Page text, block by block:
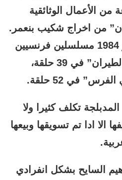
من الأعمال الوثائقية
من اخراج شكيب بنعمر.
كما دبلج سنتي 1983 و 1984 مسلسلين فرنسيين
الأول بعنوان “فرسان الطيران” في 39 حلقة،
في 52 حلقة.
تكلف كثيرا ولا
الا ادا تم تسويقها وبيعها
السايح بشكل انفرادي